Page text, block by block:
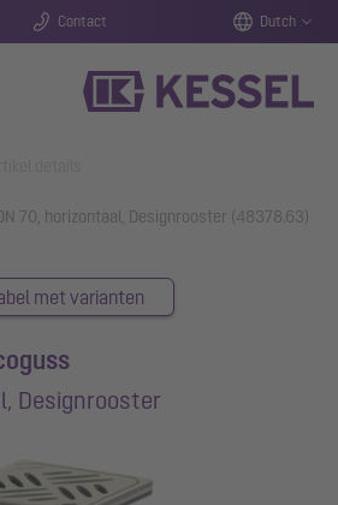
Contact Dutch
70, horizontaal, Designrooster (48378.63)
met varianten
Designrooster